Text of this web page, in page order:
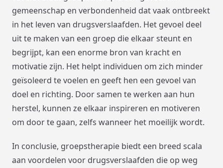
gemeenschap en verbondenheid dat vaak ontbreekt
in het leven van drugsverslaafden. Het gevoel deel
uit te maken van een groep die elkaar steunt en
begrijpt, kan een enorme bron van kracht en
motivatie zijn. Het helpt individuen om zich minder
geïsoleerd te voelen en geeft hen een gevoel van
doel en richting. Door samen te werken aan hun
herstel, kunnen ze elkaar inspireren en motiveren
om door te gaan, zelfs wanneer het moeilijk wordt.
In conclusie, groepstherapie biedt een breed scala
aan voordelen voor drugsverslaafden die op weg